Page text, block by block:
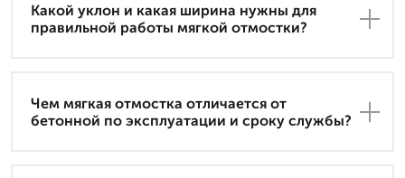
Какой уклон и какая ширина нужны для
правильной работы мягкой отмостки?
Чем мягкая отмостка отличается от
бетонной по эксплуатации и сроку службы?